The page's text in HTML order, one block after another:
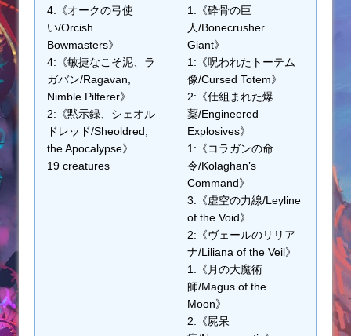
4:《オークの弓使
い/Orcish
Bowmasters》
4:《敏捷なこそ泥、ラ
ガバン/Ragavan,
Nimble Pilferer》
2:《黙示録、シェオル
ドレッド/Sheoldred,
the Apocalypse》
19 creatures
1:《砕骨の巨
人/Bonecrusher
Giant》
1:《呪われたトーテム
像/Cursed Totem》
2:《仕組まれた爆
薬/Engineered
Explosives》
1:《コラガンの命
令/Kolaghan’s
Command》
3:《虚空の力線/Leyline
of the Void》
2:《ヴェールのリリア
ナ/Liliana of the Veil》
1:《月の大魔術
師/Magus of the
Moon》
2:《屍呆